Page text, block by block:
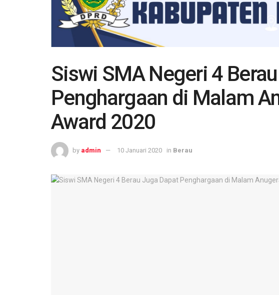
Siswi SMA Negeri 4
Penghargaan di Malam
Award 2020
by admin 10 Januari 2020 in Berau